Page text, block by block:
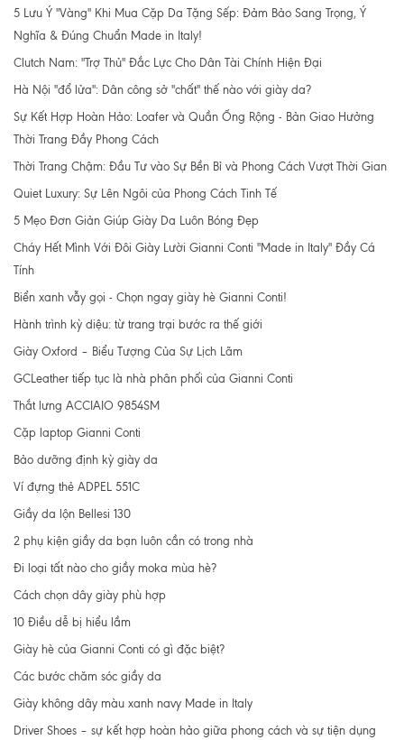
5 Lưu Ý "Vàng" Khi Mua Cặp Da Tặng Sếp: Đảm Bảo Sang Trọng, Ý
Nghĩa & Đúng Chuẩn Made in Italy!
Clutch Nam: "Trợ Thủ" Đắc Lực Cho Dân Tài Chính Hiện Đại
Hà Nội "đổ lửa": Dân công sở "chất" thế nào với giày da?
Sự Kết Hợp Hoàn Hảo: Loafer và Quần Ống Rộng - Bản Giao Hưởng
Thời Trang Đầy Phong Cách
Thời Trang Chậm: Đầu Tư vào Sự Bền Bỉ và Phong Cách Vượt Thời Gian
Quiet Luxury: Sự Lên Ngôi của Phong Cách Tinh Tế
5 Mẹo Đơn Giản Giúp Giày Da Luôn Bóng Đẹp
Cháy Hết Mình Với Đôi Giày Lười Gianni Conti "Made in Italy" Đầy Cá
Tính
Biển xanh vẫy gọi - Chọn ngay giày hè Gianni Conti!
Hành trình kỳ diệu: từ trang trại bước ra thế giới
Giày Oxford – Biểu Tượng Của Sự Lịch Lãm
GCLeather tiếp tục là nhà phân phối của Gianni Conti
Thắt lưng ACCIAIO 9854SM
Cặp laptop Gianni Conti
Bảo dưỡng định kỳ giày da
Ví đựng thẻ ADPEL 551C
Giầy da lộn Bellesi 130
2 phụ kiện giầy da bạn luôn cần có trong nhà
Đi loại tất nào cho giầy moka mùa hè?
Cách chọn dây giày phù hợp
10 Điều dễ bị hiểu lầm
Giày hè của Gianni Conti có gì đặc biệt?
Các bước chăm sóc giầy da
Giày không dây màu xanh navy Made in Italy
Driver Shoes – sự kết hợp hoàn hảo giữa phong cách và sự tiện dụng